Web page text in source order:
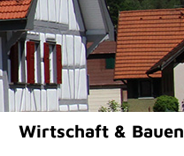
Wirtschaft & Bauen